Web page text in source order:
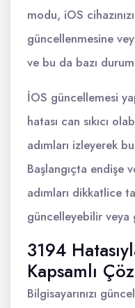
modu, iOS
güncellenmesine
ve bu da bazı
İOS güncellemesi
hatası can sıkıcı
adımları izleyerek
Başlangıçta endişe
adımları dikkatlice
güncelleyebilir veya
3194
Kapsamlı
Bilgisayarınızı